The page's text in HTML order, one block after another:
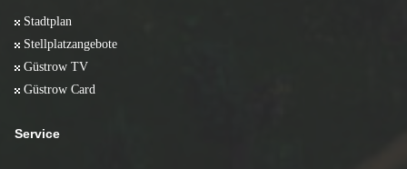
Stadtplan
Stellplatzangebote
Güstrow TV
Güstrow Card
Service